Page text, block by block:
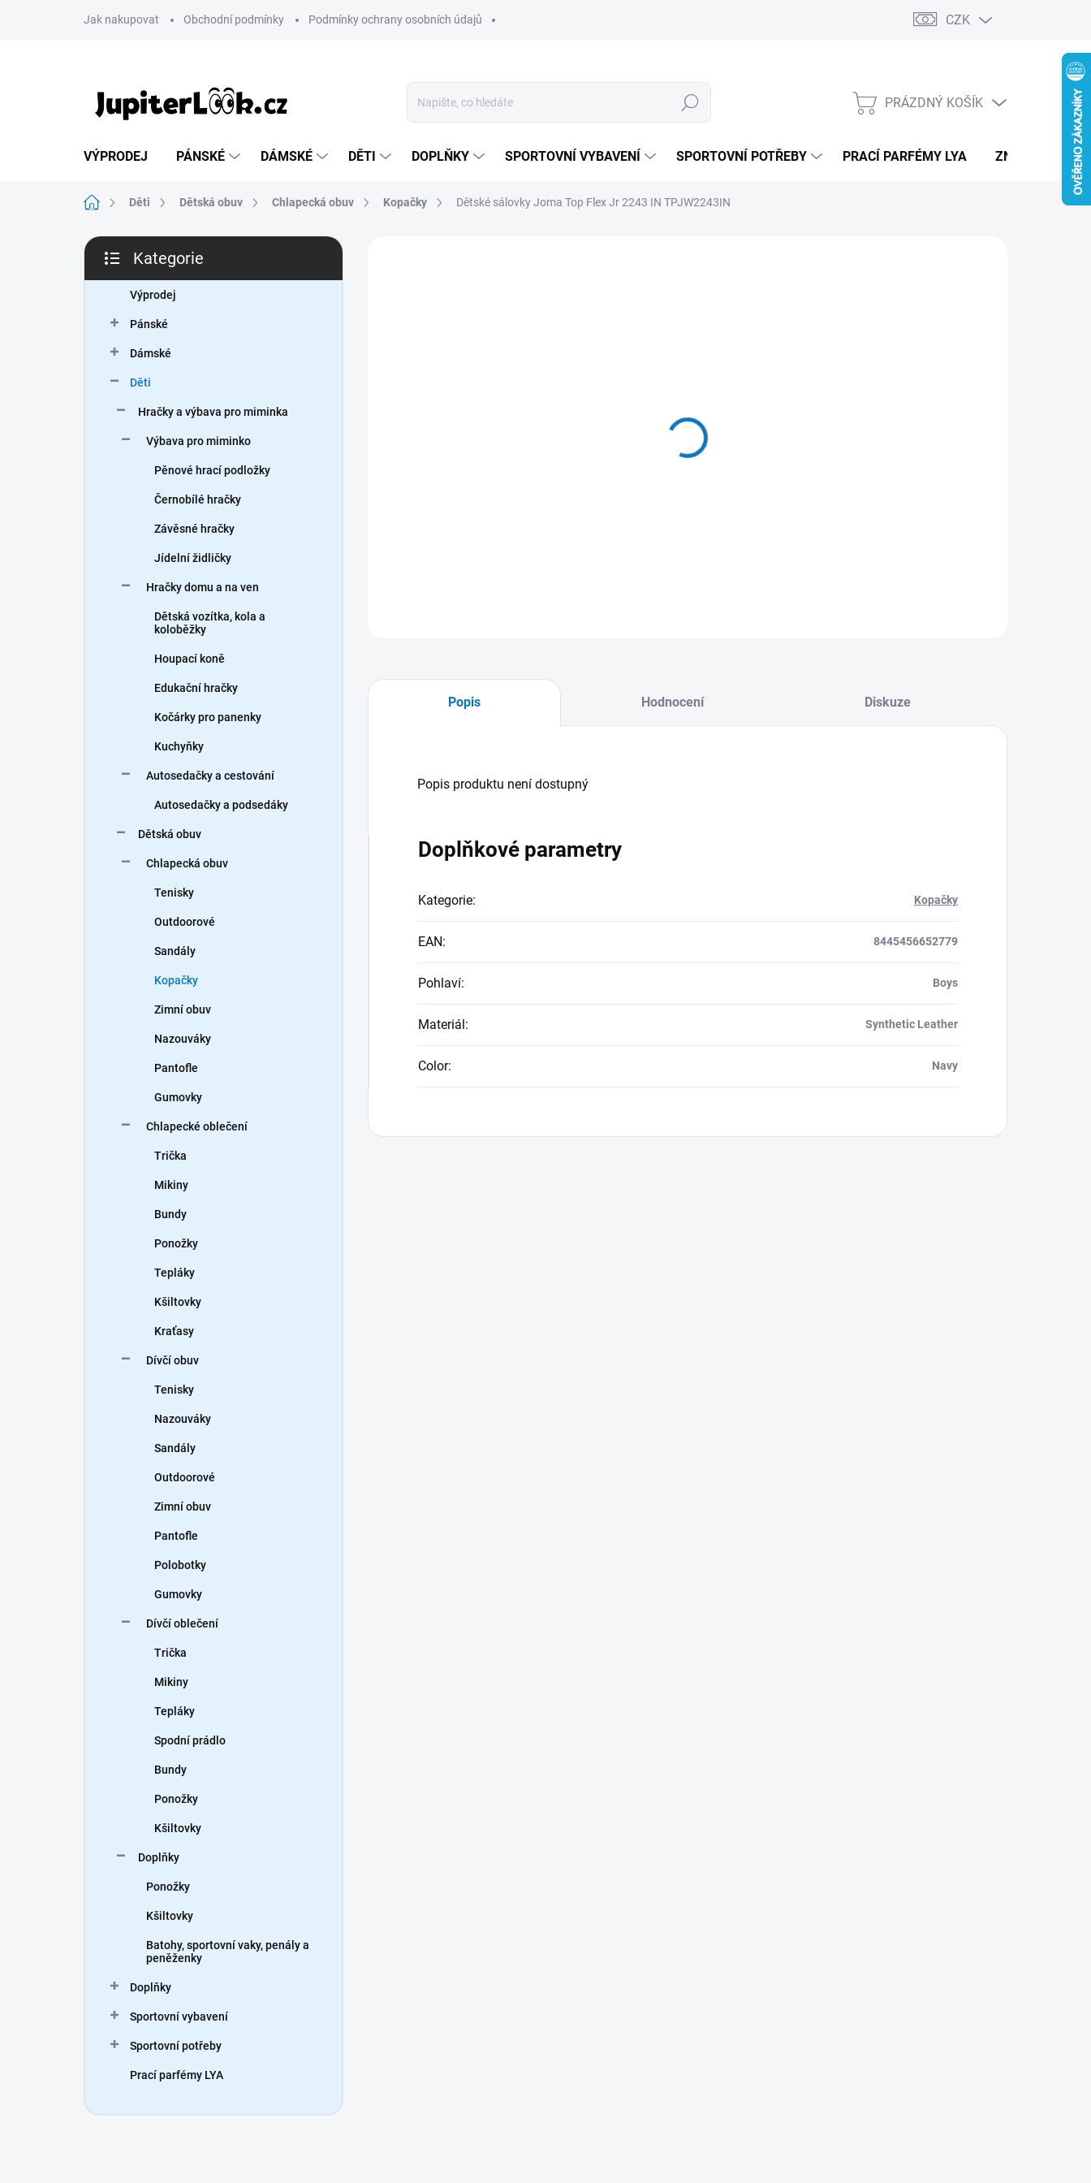
Jak nakupovat Obchodní podmínky Podmínky ochrany osobních údajů CZK
Hledat
NÁKUPNÍ
PRÁZDNÝ KOŠÍK
VÝPRODEJ PÁNSKÉ DÁMSKÉ DĚTI DOPLŇKY SPORTOVNÍ VYBAVENÍ SPORTOVNÍ POTŘEBY PRACÍ PARFÉMY LYA ZNAČKY
Domů Děti Dětská obuv Chlapecká obuv Kopačky Dětské sálovky Joma Top Flex Jr 2243 IN TPJW2243IN
P
s
kategorie
Kategorie
Výprodej
Pánské
Dámské
Děti
Hračky a výbava pro miminka
Výbava pro miminko
Pěnové hrací podložky
Černobílé hračky
Závěsné hračky
Jídelní židličky
Hračky domu a na ven
Dětská vozítka, kola a
koloběžky
Houpací koně
Edukační hračky
Kočárky pro panenky
Kuchyňky
Autosedačky a cestování
Autosedačky a podsedáky
Dětská obuv
Chlapecká obuv
Tenisky
Outdoorové
Sandály
Kopačky
Zimní obuv
Nazouváky
Pantofle
Gumovky
Chlapecké oblečení
Trička
Mikiny
Bundy
Ponožky
Tepláky
Kšiltovky
Kraťasy
Dívčí obuv
Tenisky
Nazouváky
Sandály
Outdoorové
Zimní obuv
Pantofle
Polobotky
Gumovky
Dívčí oblečení
Trička
Mikiny
Tepláky
Spodní prádlo
Bundy
Ponožky
Kšiltovky
Doplňky
Ponožky
Kšiltovky
Batohy, sportovní vaky, penály a
peněženky
Doplňky
Sportovní vybavení
Sportovní potřeby
Prací parfémy LYA
Popis Hodnocení Diskuze
Popis produktu není dostupný
Doplňkové parametry
Kategorie: Kopačky
EAN: 8445456652779
Pohlaví: Boys
Materiál: Synthetic Leather
Color: Navy